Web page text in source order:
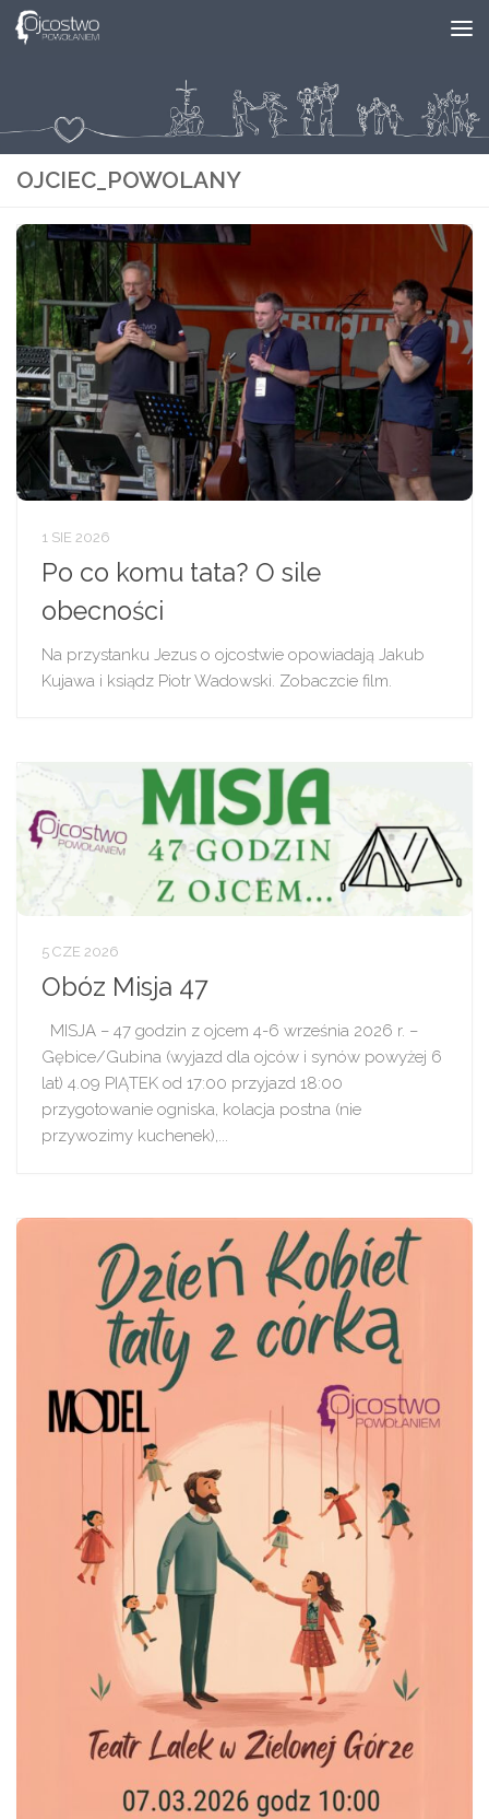
Skip to content
OJCIEC_POWOLANY
1 SIE 2026
Po co komu tata? O sile
obecności
Na przystanku Jezus o ojcostwie opowiadają Jakub
Kujawa i ksiądz Piotr Wadowski. Zobaczcie film.
5 CZE 2026
Obóz Misja 47
MISJA – 47 godzin z ojcem 4-6 września 2026 r. –
Gębice/Gubina (wyjazd dla ojców i synów powyżej 6
lat) 4.09 PIĄTEK od 17:00 przyjazd 18:00
przygotowanie ogniska, kolacja postna (nie
przywozimy kuchenek),...